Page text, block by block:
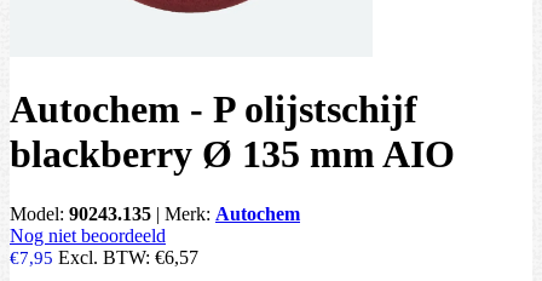
Autochem - P olijstschijf
blackberry Ø 135 mm AIO
Model: 90243.135 | Merk: Autochem
Nog niet beoordeeld
€7,95 Excl. BTW: €6,57